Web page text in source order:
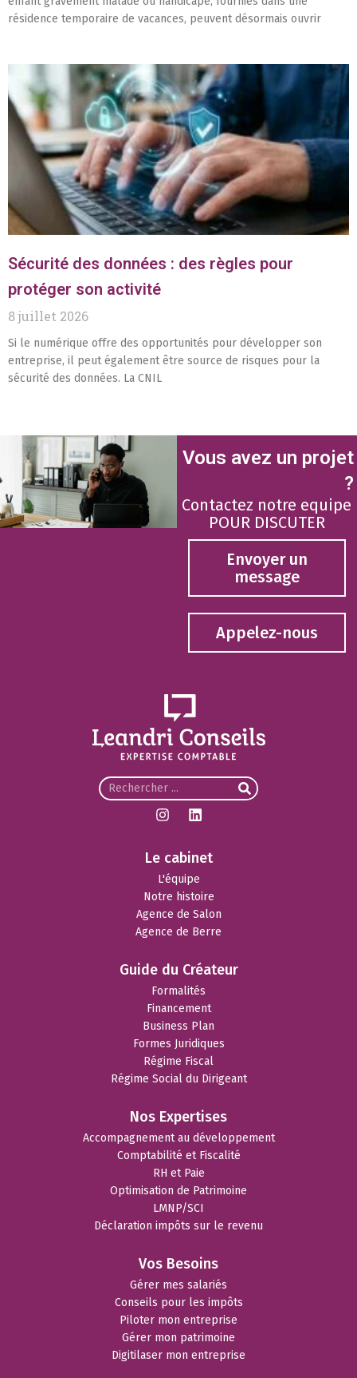
résidence temporaire de vacances, peuvent désormais ouvrir
Sécurité des données : des règles pour
protéger son activité
8 juillet 2026
Si le numérique offre des opportunités pour développer son
entreprise, il peut également être source de risques pour la
sécurité des données. La CNIL
Vous avez un projet
?
Contactez notre equipe
POUR DISCUTER
Envoyer un
message
Appelez-nous
Le cabinet
L'équipe
Notre histoire
Agence de Salon
Agence de Berre
Guide du Créateur
Formalités
Financement
Business Plan
Formes Juridiques
Régime Fiscal
Régime Social du Dirigeant
Nos Expertises
Accompagnement au développement
Comptabilité et Fiscalité
RH et Paie
Optimisation de Patrimoine
LMNP/SCI
Déclaration impôts sur le revenu
Vos Besoins
Gérer mes salariés
Conseils pour les impôts
Piloter mon entreprise
Gérer mon patrimoine
Digitilaser mon entreprise